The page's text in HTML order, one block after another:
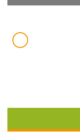
سكر الدم